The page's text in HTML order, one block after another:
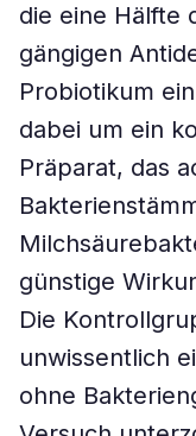
die eine Hälfte
gängigen
Probiotikum
dabei um ein
Präparat, das
günstige
Die
unwissentlich
ohne